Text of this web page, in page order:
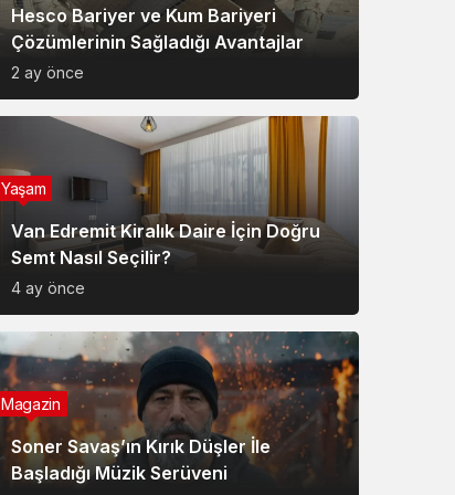
Hesco Bariyer ve Kum Bariyeri
Çözümlerinin Sağladığı Avantajlar
2 ay önce
Van Edremit Kiralık Daire İçin Doğru
Semt Nasıl Seçilir?
4 ay önce
Yaşam
Soner Savaş’ın Kırık Düşler İle
Başladığı Müzik Serüveni
Magazin